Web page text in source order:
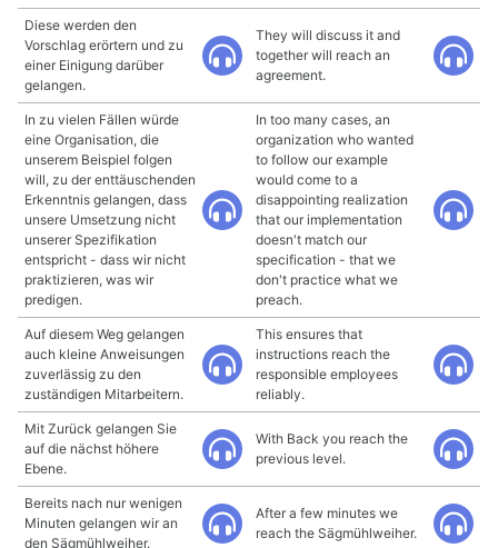
Diese werden den
Vorschlag erörtern und zu
einer Einigung darüber
gelangen.
They will discuss it and
together will reach an
agreement.
In zu vielen Fällen würde
eine Organisation, die
unserem Beispiel folgen
will, zu der enttäuschenden
Erkenntnis gelangen, dass
unsere Umsetzung nicht
unserer Spezifikation
entspricht - dass wir nicht
praktizieren, was wir
predigen.
In too many cases, an
organization who wanted
to follow our example
would come to a
disappointing realization
that our implementation
doesn't match our
specification - that we
don't practice what we
preach.
Auf diesem Weg gelangen
auch kleine Anweisungen
zuverlässig zu den
zuständigen Mitarbeitern.
This ensures that
instructions reach the
responsible employees
reliably.
Mit Zurück gelangen Sie
auf die nächst höhere
Ebene.
With Back you reach the
previous level.
Bereits nach nur wenigen
Minuten gelangen wir an
den Sägmühlweiher.
After a few minutes we
reach the Sägmühlweiher.